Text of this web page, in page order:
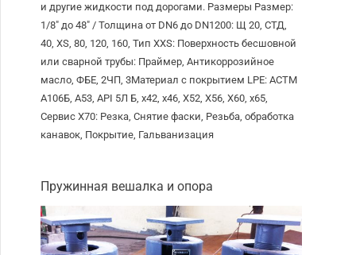
и другие жидкости под дорогами. Размеры Размер:
1/8″ до 48″ / Толщина от DN6 до DN1200: Щ 20, СТД,
40, XS, 80, 120, 160, Тип XXS: Поверхность бесшовной
или сварной трубы: Праймер, Антикоррозийное
масло, ФБЕ, 2ЧП, 3Материал с покрытием LPE: АСТМ
А106Б, А53, API 5Л Б, х42, х46, Х52, Х56, Х60, х65,
Сервис X70: Резка, Снятие фаски, Резьба, обработка
канавок, Покрытие, Гальванизация
Пружинная вешалка и опора